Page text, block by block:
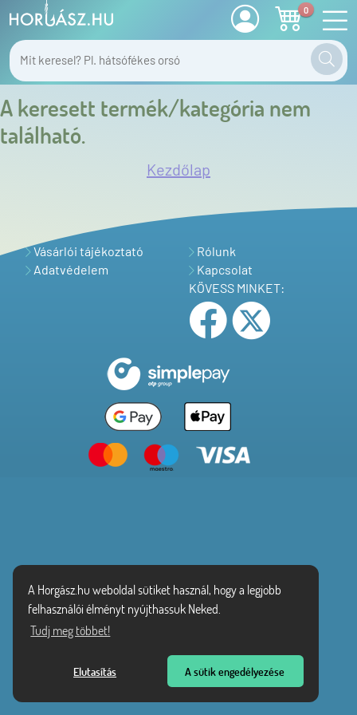
A Horgász.hu weboldal sütiket használ, hogy a legjobb
felhasználói élményt nyújthassuk Neked.
Tudj meg többet!
Elutasítás A sütik engedélyezése
0
A keresett termék/kategória nem
található.
Kezdőlap
Vásárlói tájékoztató
Adatvédelem
Rólunk
Kapcsolat
KÖVESS MINKET: